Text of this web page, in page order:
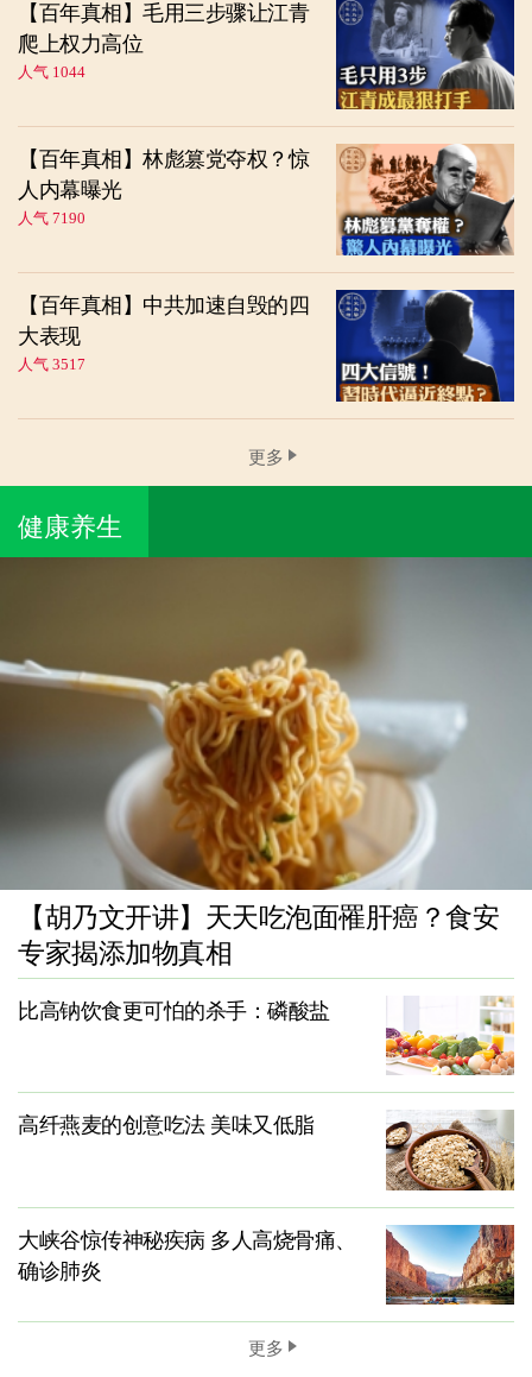
【百年真相】毛用三步骤让江青
爬上权力高位
人气 1044
【百年真相】林彪篡党夺权？惊
人内幕曝光
人气 7190
【百年真相】中共加速自毁的四
大表现
人气 3517
更多
健康养生
【胡乃文开讲】天天吃泡面罹肝癌？食安
专家揭添加物真相
比高钠饮食更可怕的杀手：磷酸盐
高纤燕麦的创意吃法 美味又低脂
大峡谷惊传神秘疾病 多人高烧骨痛、
确诊肺炎
更多